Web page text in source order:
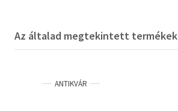
Az általad megtekintett termékek
ANTIKVÁR